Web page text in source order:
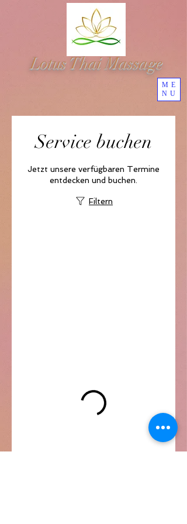
Lotus Thai Massage
ME
NU
Service buchen
Jetzt unsere verfügbaren Termine
entdecken und buchen.
Filtern